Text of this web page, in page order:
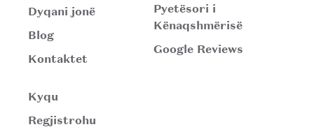
Dyqani jonë
Blog
Kontaktet
Kyqu
Regjistrohu
Pyetësori i
Kënaqshmërisë
Google Reviews